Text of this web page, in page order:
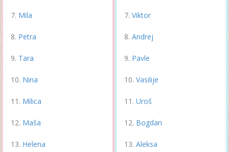
Mila
Petra
Tara
Nina
Milica
Maša
Helena
Viktor
Andrej
Pavle
Vasilije
Uroš
Bogdan
Aleksa